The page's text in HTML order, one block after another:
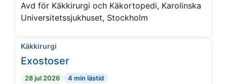
Avd för Käkkirurgi och Käkortopedi, Karolinska
Universitetssjukhuset, Stockholm
Käkkirurgi
Exostoser
28 jul 2026 4 min lästid